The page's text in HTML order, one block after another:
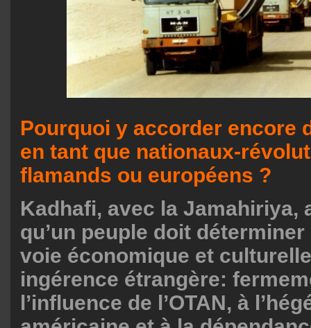
Pourquoi y accorder encore
en tant que nationaux-
flamands ou européens ?
Kadhafi, avec la Jamahiriya,
qu’un peuple doit
voie économique et
ingérence étrangère:
l’influence de l’OTAN, à